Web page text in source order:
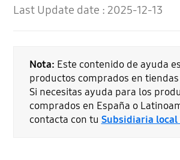
Last Update date :2025-12-13
Nota: Este contenido de ayuda
productos comprados en
Si necesitas ayuda para los
comprados en España o
contacta con tu Subsidiaria local